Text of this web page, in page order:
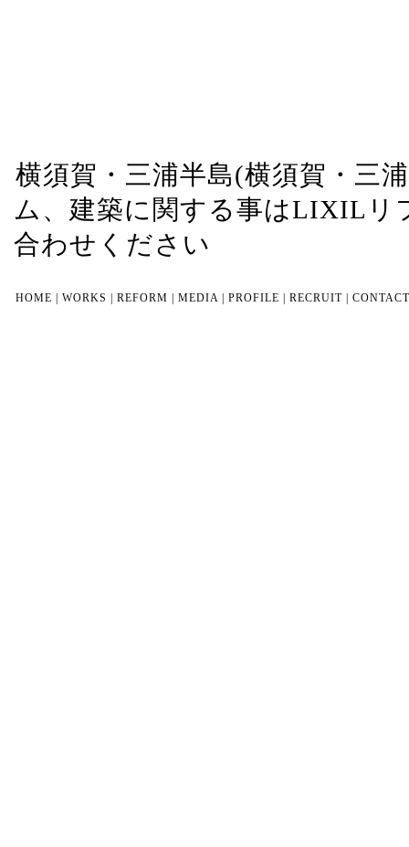
横須賀・三浦半島(横須賀・三
ム、建築に関する事はLIXILリ
合わせください
HOME WORKS REFORM MEDIA PROFILE RECRUIT CONTACT